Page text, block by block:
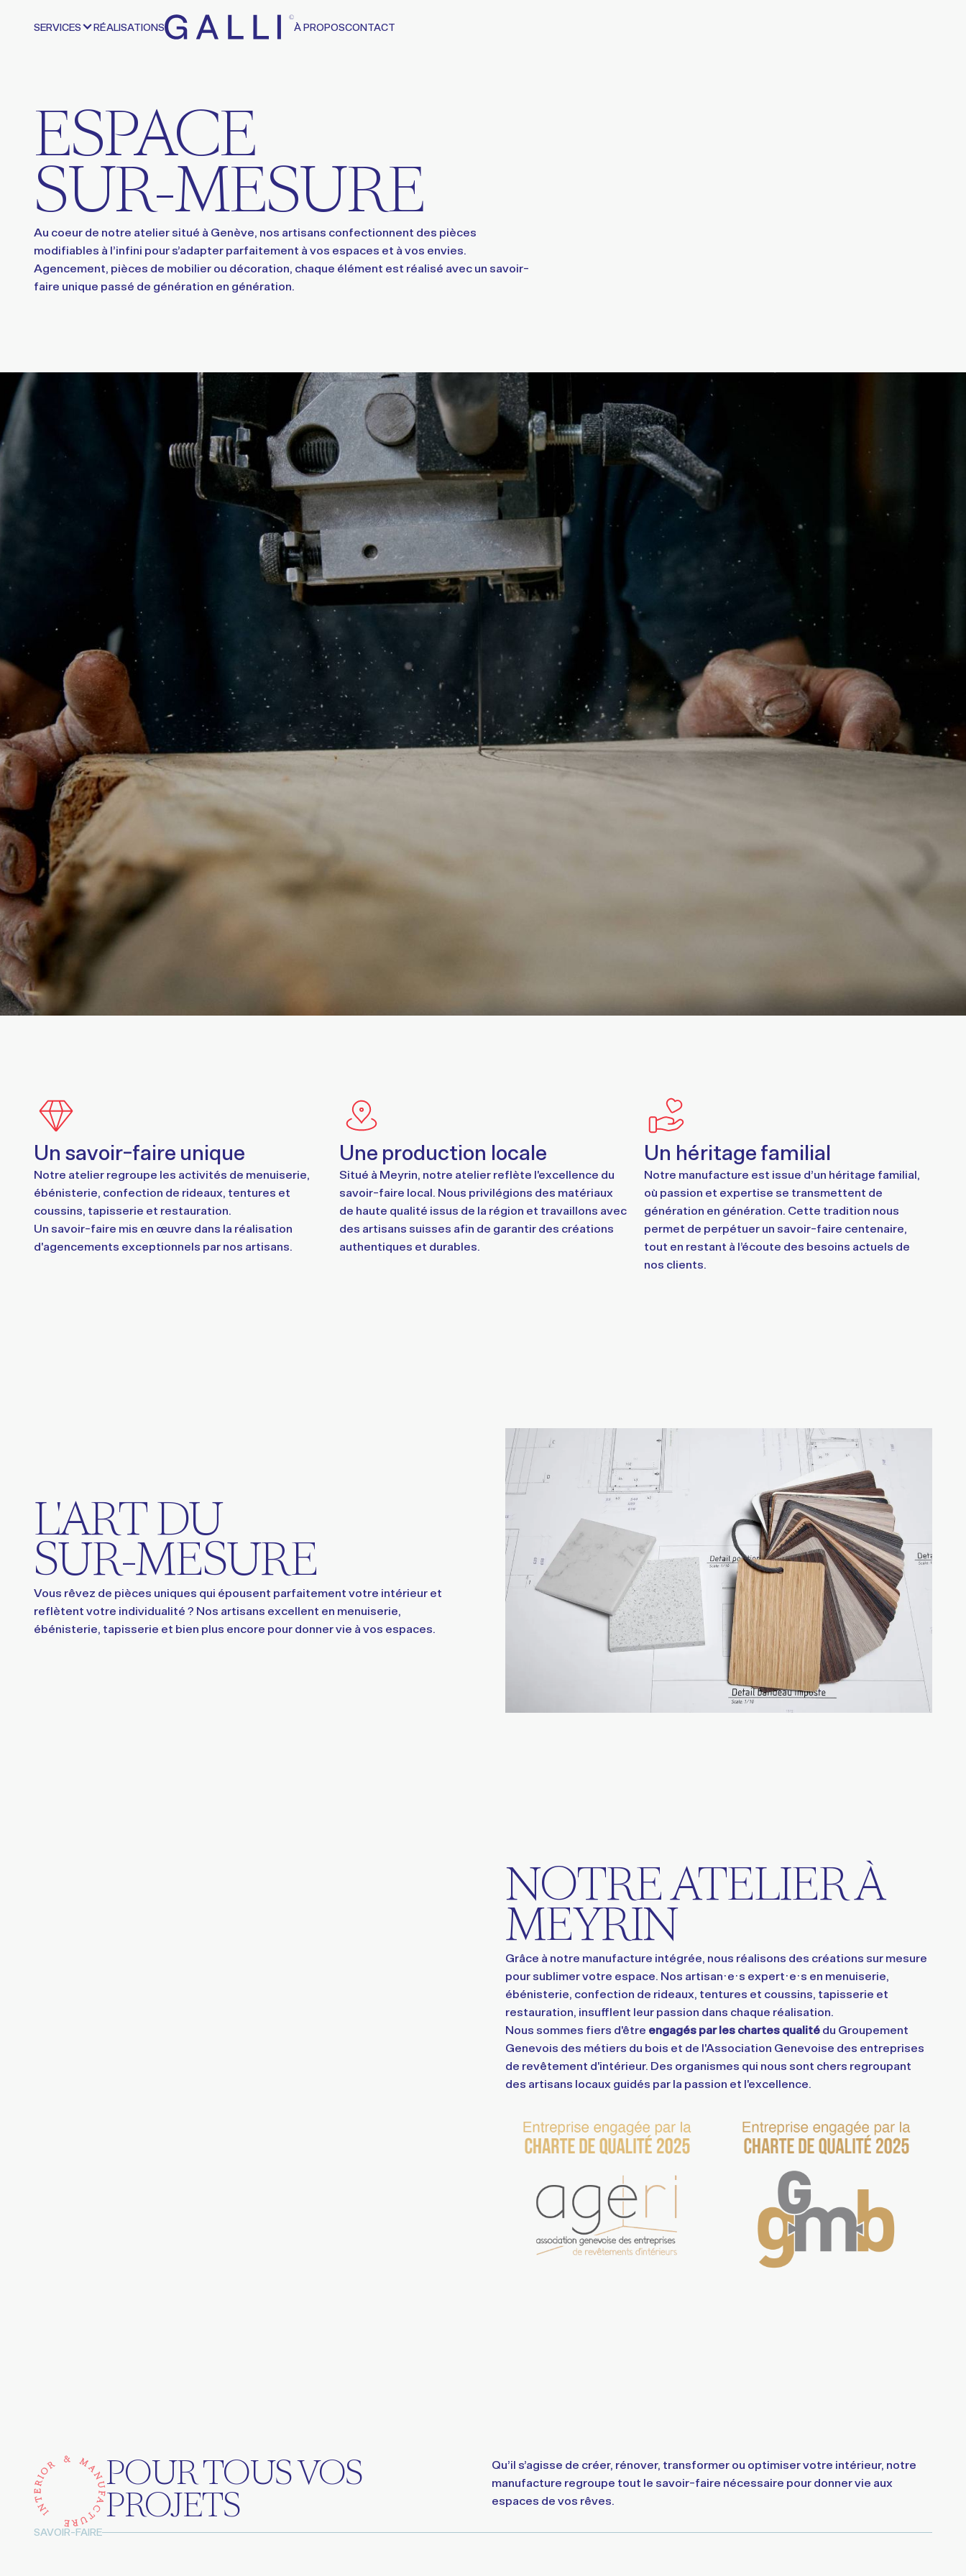
SERVICES RÉALISATIONS À PROPOSCONTACT
ESPACE
SUR-MESURE
Au coeur de notre atelier situé à Genève, nos artisans confectionnent des pièces
modifiables à l’infini pour s’adapter parfaitement à vos espaces et à vos envies.
Agencement, pièces de mobilier ou décoration, chaque élément est réalisé avec un savoir-
faire unique passé de génération en génération.
Un savoir-faire unique
Notre atelier regroupe les activités de menuiserie,
ébénisterie, confection de rideaux, tentures et
coussins, tapisserie et restauration.
Un savoir-faire mis en œuvre dans la réalisation
d'agencements exceptionnels par nos artisans.
Une production locale
Situé à Meyrin, notre atelier reflète l'excellence du
savoir-faire local. Nous privilégions des matériaux
de haute qualité issus de la région et travaillons avec
des artisans suisses afin de garantir des créations
authentiques et durables.
Un héritage familial
Notre manufacture est issue d’un héritage familial,
où passion et expertise se transmettent de
génération en génération. Cette tradition nous
permet de perpétuer un savoir-faire centenaire,
tout en restant à l’écoute des besoins actuels de
nos clients.
L'ART DU
SUR-MESURE
Vous rêvez de pièces uniques qui épousent parfaitement votre intérieur et
reflètent votre individualité ? Nos artisans excellent en menuiserie,
ébénisterie, tapisserie et bien plus encore pour donner vie à vos espaces.
NOTRE ATELIER À
MEYRIN
Grâce à notre manufacture intégrée, nous réalisons des créations sur mesure
pour sublimer votre espace. Nos artisan·e·s expert·e·s en menuiserie,
ébénisterie, confection de rideaux, tentures et coussins, tapisserie et
restauration, insufflent leur passion dans chaque réalisation.
Nous sommes fiers d'être engagés par les chartes qualitédu Groupement
Genevois des métiers du bois et de l'Association Genevoise des entreprises
de revêtement d'intérieur. Des organismes qui nous sont chers regroupant
des artisans locaux guidés par la passion et l'excellence.
POUR TOUS VOS
PROJETS
Qu’il s’agisse de créer, rénover, transformer ou optimiser votre intérieur, notre
manufacture regroupe tout le savoir-faire nécessaire pour donner vie aux
espaces de vos rêves.
SAVOIR-FAIRE